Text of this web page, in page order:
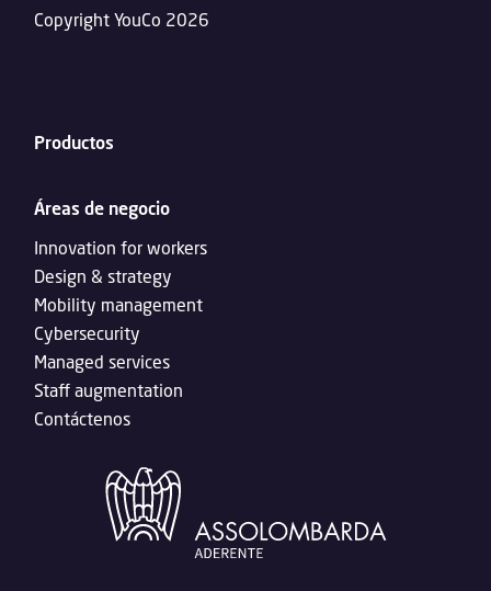
Copyright YouCo 2026
Productos
Áreas de negocio
Innovation for workers
Design & strategy
Mobility management
Cybersecurity
Managed services
Staff augmentation
Contáctenos